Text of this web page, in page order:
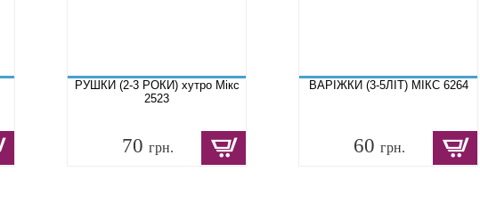
РУШКИ (2-3 РОКИ) хутро Мікс
2523
70 грн.
ВАРІЖКИ (3-5ЛІТ) МІКС 6264
60 грн.